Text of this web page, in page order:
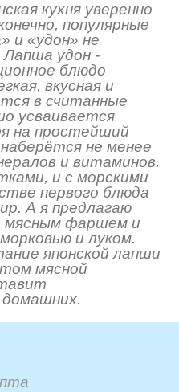
кухня уверенно
популярные
и «удон» не
удон -
блюдо
вкусная и
в считанные
усваивается
на простейший
не менее
и витаминов.
и с морскими
первого блюда
А я предлагаю
мясным фаршем и
и луком.
японской лапши
мясной